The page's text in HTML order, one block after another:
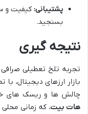
پشتیبانی: کیفیت و
بسنجید.
نتیجه گیری
تجربه تلخ تعطیلی
بازار ارزهای دیجیتال،
چالش ها و ریسک های
هات بیت، که زمانی محلی